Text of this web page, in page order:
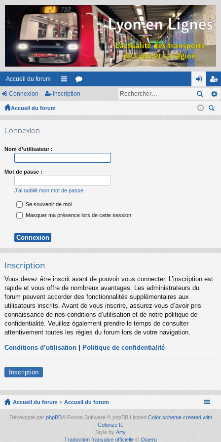
Accueil du forum
ac
s
or on
ne
ns
cri
Connexion Inscription
Accueil du forum
ec
Connexion
Nom d’utilisateur :
Mot de passe :
J’ai oublié mon mot de passe
Se souvenir de moi
Masquer ma présence lors de cette session
Inscription
Vous devez être inscrit avant de pouvoir vous connecter. L’inscription est
rapide et vous offre de nombreux avantages. Les administrateurs du
forum peuvent accorder des fonctionnalités supplémentaires aux
utilisateurs inscrits. Avant de vous inscrire, assurez-vous d’avoir pris
connaissance de nos conditions d’utilisation et de notre politique de
confidentialité. Veuillez également prendre le temps de consulter
attentivement toutes les règles du forum lors de votre navigation.
Conditions d’utilisation Politique de confidentialité
Inscription
Accueil du forum Accueil du forum
Développé par phpBB® Forum Software © phpBB Limited Color scheme created with
Colorize It.
Style by Arty
Traduction française officielle © Qiaeru